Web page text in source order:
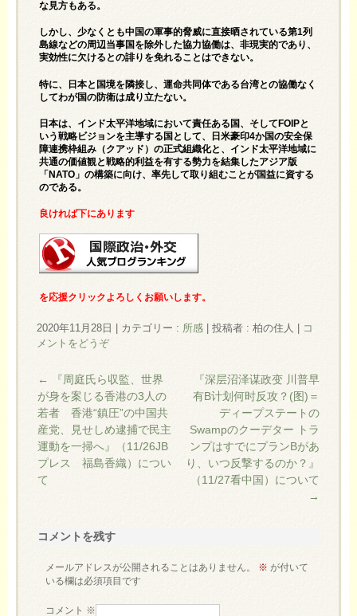
な見方もある。
しかし、少なくとも中国の軍事的脅威に直接晒されている第1列
島線などの周辺当事国を除外した協力協働は、非現実的であり、
実効性に欠けるとの誹りを免れることはできない。
特に、日本と国境を隣接し、運命共同体である台湾との協働なく
してわが国の防衛は成り立たない。
日本は、インド太平洋地域において責任ある国、そしてFOIPと
いう戦略ビジョンを主導する国として、日米豪印4か国の安全保
障連携枠組み（クアッド）の正式組織化と、インド太平洋地域に
共通の価値観と戦略的利益を有する勢力を結集したアジア版
「NATO」の構築に向け、率先して取り組むことが国益に資する
のである。
良ければ下にあります
を応援クリックよろしくお願いします。
2020年11月28日 カテゴリー : 所感 投稿者 : 柏の住人
コ
メントをどうぞ
←
『周庭氏ら収監、世界
が身を案じる香港の3人の
若者 香港“鎮圧”の中国共
産党、見せしめ逮捕で民主
運動を一掃へ』（11/26JB
プレス 福島香織）につい
て
『深层沼泽谋政变 川普早
有B计划何时反攻？(图)＝
ディープステートの
Swampのクーデター トラ
ンプはすでにプランBがあ
り、いつ反撃するのか？』
（11/27看中国）について
→
コメントを残す
メールアドレスが公開されることはありません。 ※ が付いて
いる欄は必須項目です
コメント ※